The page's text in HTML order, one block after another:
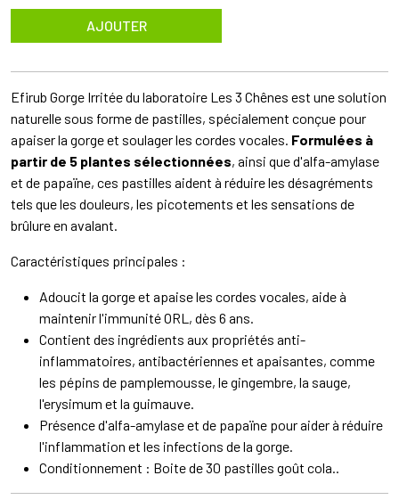
AJOUTER
Efirub Gorge Irritée du laboratoire Les 3 Chênes est une solution
naturelle sous forme de pastilles, spécialement conçue pour
apaiser la gorge et soulager les cordes vocales. Formulées à
partir de 5 plantes sélectionnées, ainsi que d'alfa-amylase
et de papaïne, ces pastilles aident à réduire les désagréments
tels que les douleurs, les picotements et les sensations de
brûlure en avalant.
Caractéristiques principales :
Adoucit la gorge et apaise les cordes vocales, aide à
maintenir l'immunité ORL, dès 6 ans.
Contient des ingrédients aux propriétés anti-
inflammatoires, antibactériennes et apaisantes, comme
les pépins de pamplemousse, le gingembre, la sauge,
l'erysimum et la guimauve.
Présence d'alfa-amylase et de papaïne pour aider à réduire
l'inflammation et les infections de la gorge.
Conditionnement : Boite de 30 pastilles goût cola..